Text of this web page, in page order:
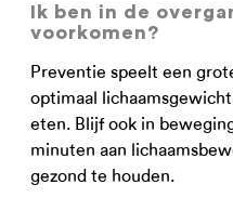
Ik ben in de
voorkomen?
Preventie speelt een
optimaal
eten. Blijf ook in
minuten aan
gezond te houden.